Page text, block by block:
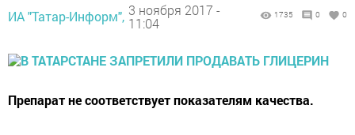
ИА "Татар-Информ", 3 ноября 2017 -
11:04
1735 0 0
Препарат не соответствует показателям качества.